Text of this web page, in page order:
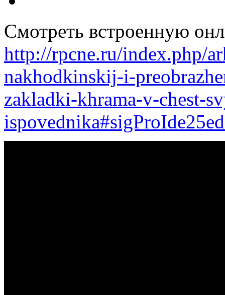
Смотреть встроенную
http://rpcne.ru/index.php/
nakhodkinskij-i-
zakladki-khrama-v-chest-